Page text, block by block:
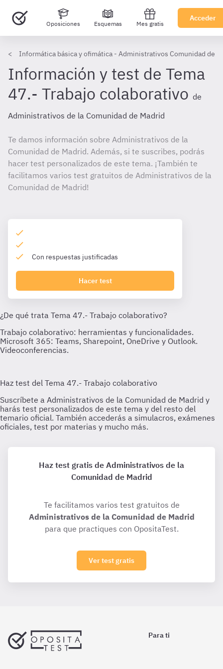
Oposiciones Esquemas Mes gratis
Acceder
Informática básica y ofimática - Administrativos Comunidad de
Información y test de Tema
47.- Trabajo colaborativo de
Administrativos de la Comunidad de Madrid
Te damos información sobre Administrativos de la
Comunidad de Madrid. Además, si te suscribes, podrás
hacer test personalizados de este tema. ¡También te
facilitamos varios test gratuitos de Administrativos de la
Comunidad de Madrid!
Con respuestas justificadas
Hacer test
Haz test gratis de Administrativos de la
Comunidad de Madrid
Te facilitamos varios test gratuitos de
Administrativos de la Comunidad de Madrid
para que practiques con OpositaTest.
Ver test gratis
Para ti